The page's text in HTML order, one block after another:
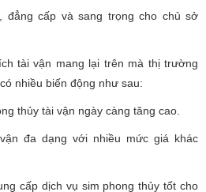
đẳng cấp và sang trọng cho chủ sở
tài vận mang lại trên mà thị trường
nhiều biến động như sau:
thủy tài vận ngày càng tăng cao.
đa dạng với nhiều mức giá khác
cấp dịch vụ sim phong thủy tốt cho